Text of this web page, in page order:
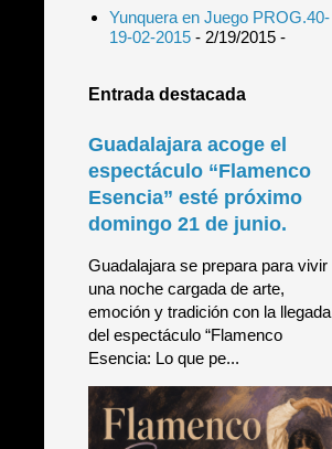
Yunquera en Juego PROG.40-
19-02-2015- 2/19/2015-
Entrada destacada
Guadalajara acoge el
espectáculo “Flamenco
Esencia” esté próximo
domingo 21 de junio.
Guadalajara se prepara para vivir
una noche cargada de arte,
emoción y tradición con la llegada
del espectáculo “Flamenco
Esencia: Lo que pe...